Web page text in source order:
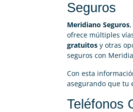
Seguros
Meridiano Seguros
ofrece múltiples
gratuitos y otras
seguros con
Con esta
asegurando que tu
Teléfonos